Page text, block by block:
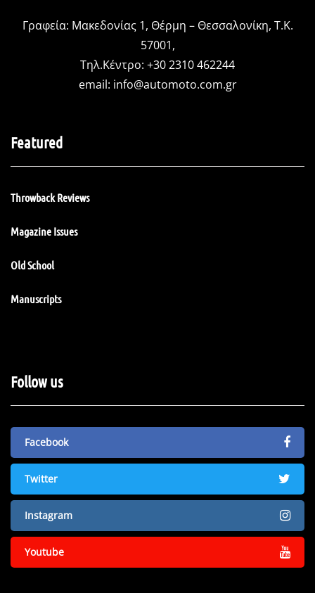
Γραφεία: Μακεδονίας 1, Θέρμη – Θεσσαλονίκη, Τ.Κ.
57001,
Τηλ.Κέντρο: +30 2310 462244
email: info@automoto.com.gr
Featured
Throwback Reviews
Magazine Issues
Old School
Manuscripts
Follow us
Facebook
Twitter
Instagram
Youtube